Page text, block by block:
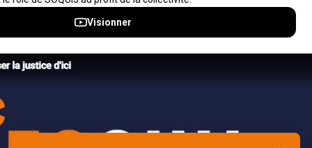
À propos
Nétiquette
Notifications et fils RSS